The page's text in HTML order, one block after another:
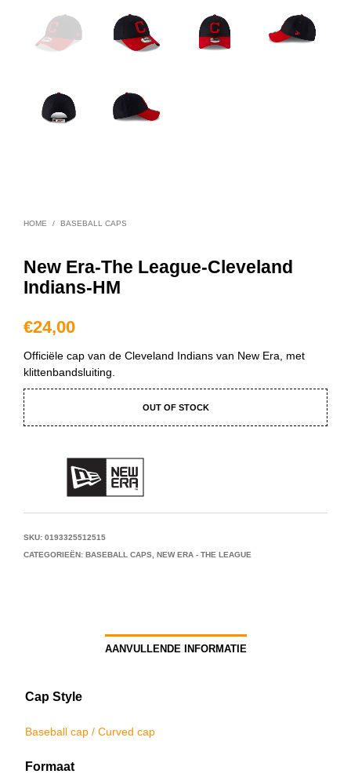
HOME / BASEBALL CAPS
New Era-The League-Cleveland
Indians-HM
€24,00
Officiële cap van de Cleveland Indians van New Era, met
klittenbandsluiting.
OUT OF STOCK
SKU: 0193325512515
CATEGORIEËN: BASEBALL CAPS NEW ERA - THE LEAGUE
AANVULLENDE INFORMATIE
Cap Style
Baseball cap / Curved cap
Formaat